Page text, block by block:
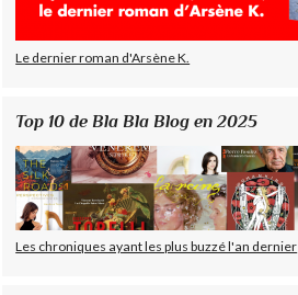
Le dernier roman d'Arsène K.
Top 10 de Bla Bla Blog en 2025
Les chroniques ayant les plus buzzé l'an dernier